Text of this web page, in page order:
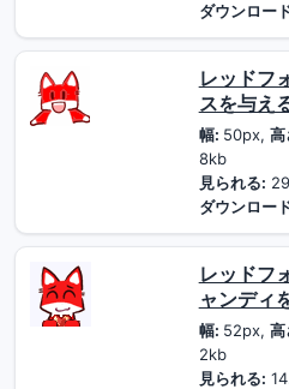
ダウンロー
レッドフ
スを与え
幅: 50px, 高
8kb
見られる:
ダウンロー
レッドフ
ャンディ
幅: 52px, 高
2kb
見られる: